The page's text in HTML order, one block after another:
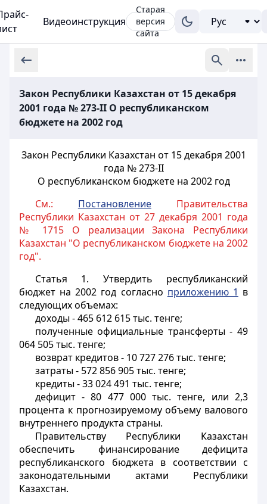
Видеоинструкция
Старая
версия
сайта
Закон Республики Казахстан от 15 декабря
2001 года № 273-II О республиканском
бюджете на 2002 год
Закон Республики Казахстан от 15 декабря 2001
года № 273-II
О республиканском бюджете на 2002 год
См.: ПостановлениеПравительства
Республики Казахстан от 27 декабря 2001 года
№ 1715 О реализации Закона Республики
Казахстан "О республиканском бюджете на 2002
год".
Статья 1. Утвердить республиканский
бюджет на 2002 год согласно приложению 1 в
следующих объемах:
доходы - 465 612 615 тыс. тенге;
полученные официальные трансферты - 49
064 505 тыс. тенге;
возврат кредитов - 10 727 276 тыс. тенге;
затраты - 572 856 905 тыс. тенге;
кредиты - 33 024 491 тыс. тенге;
дефицит - 80 477 000 тыс. тенге, или 2,3
процента к прогнозируемому объему валового
внутреннего продукта страны.
Правительству Республики Казахстан
обеспечить финансирование дефицита
республиканского бюджета в соответствии с
законодательными актами Республики
Казахстан.